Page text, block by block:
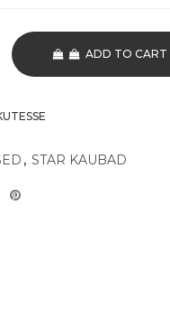
ADD TO CART
, STAR KAUBAD